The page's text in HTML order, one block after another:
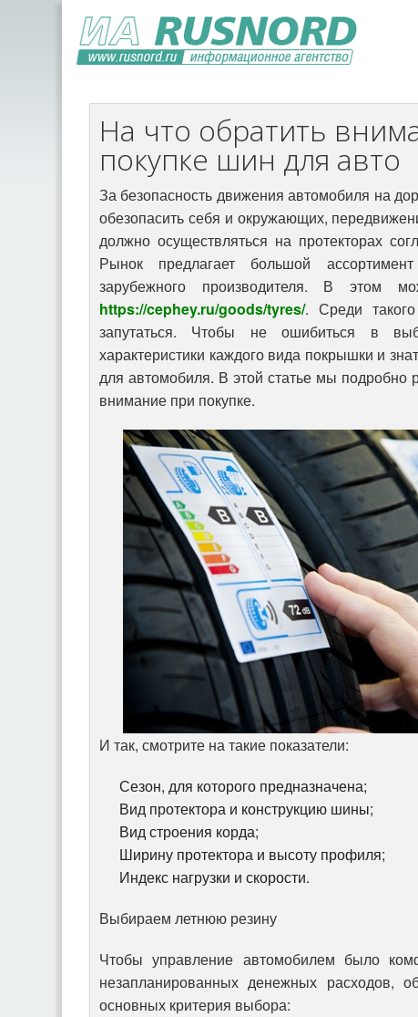
На что обратить
покупке шин для авто
За безопасность движения автомобиля на
обезопасить себя и окружающих,
должно осуществляться на протекторах
Рынок предлагает большой
зарубежного производителя. В этом
https://cephey.ru/goods/tyres/. Среди
запутаться. Чтобы не ошибиться в
характеристики каждого вида покрышки и
для автомобиля. В этой статье мы подробно
внимание при покупке.
И так, смотрите на такие показатели:
Сезон, для которого предназначена;
Вид протектора и конструкцию шины;
Вид строения корда;
Ширину протектора и высоту профиля;
Индекс нагрузки и скорости.
Выбираем летнюю резину
Чтобы управление автомобилем было
незапланированных денежных расходов,
основных критерия выбора: